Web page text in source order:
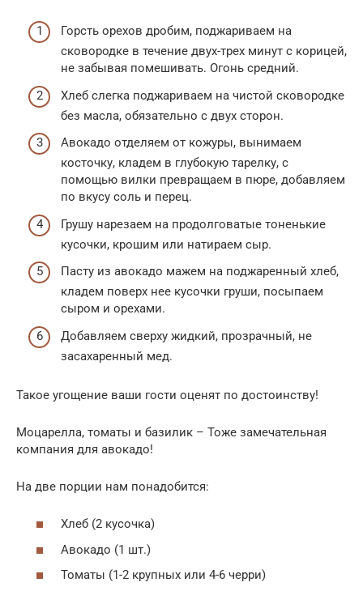
Горсть орехов дробим, поджариваем на
сковородке в течение двух-трех минут с корицей,
не забывая помешивать. Огонь средний.
Хлеб слегка поджариваем на чистой сковородке
без масла, обязательно с двух сторон.
Авокадо отделяем от кожуры, вынимаем
косточку, кладем в глубокую тарелку, с
помощью вилки превращаем в пюре, добавляем
по вкусу соль и перец.
Грушу нарезаем на продолговатые тоненькие
кусочки, крошим или натираем сыр.
Пасту из авокадо мажем на поджаренный хлеб,
кладем поверх нее кусочки груши, посыпаем
сыром и орехами.
Добавляем сверху жидкий, прозрачный, не
засахаренный мед.
Такое угощение ваши гости оценят по достоинству!
Моцарелла, томаты и базилик – Тоже замечательная
компания для авокадо!
На две порции нам понадобится:
Хлеб (2 кусочка)
Авокадо (1 шт.)
Томаты (1-2 крупных или 4-6 черри)